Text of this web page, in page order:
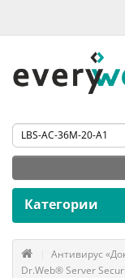
Категории
Антивирус
Dr.Web® Server